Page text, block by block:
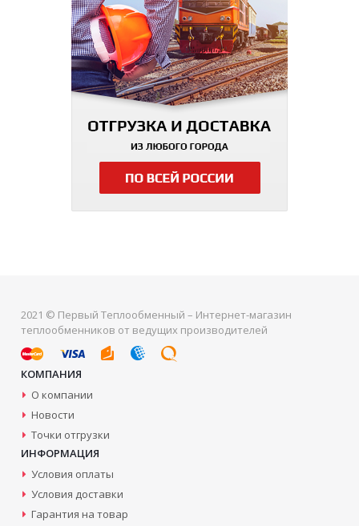
2021 © Первый Теплообменный – Интернет-магазин
теплообменников от ведущих производителей
КОМПАНИЯ
О компании
Новости
Точки отгрузки
ИНФОРМАЦИЯ
Условия оплаты
Условия доставки
Гарантия на товар